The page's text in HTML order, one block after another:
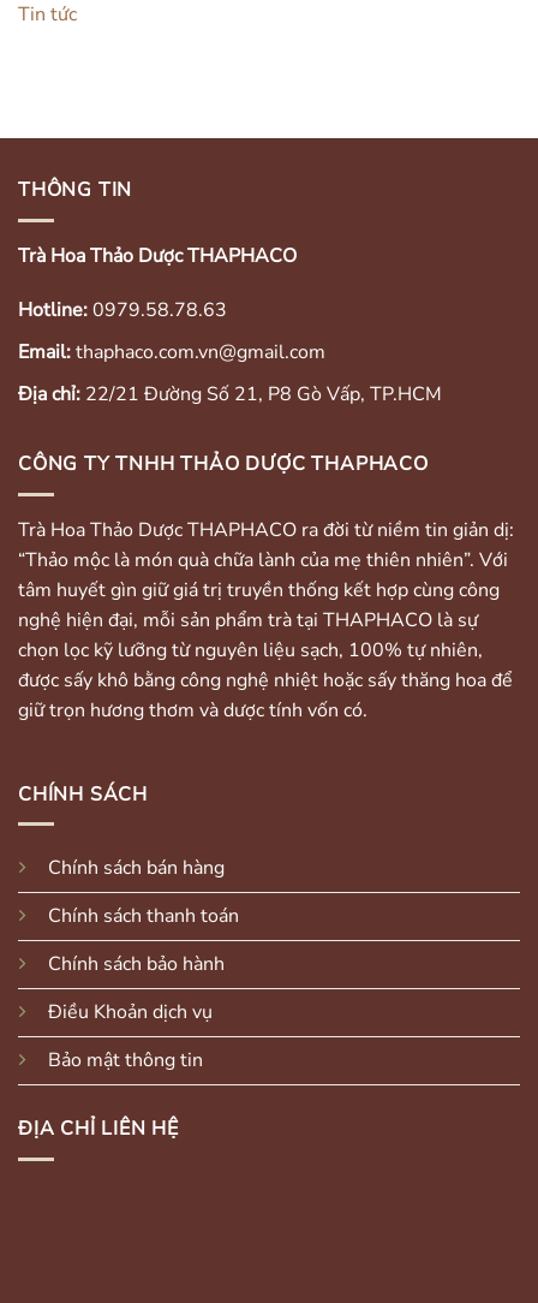
Tin tức
THÔNG TIN
Trà Hoa Thảo Dược THAPHACO
Hotline:0979.58.78.63
Email:thaphaco.com.vn@gmail.com
Địa chỉ: 22/21 Đường Số 21, P8 Gò Vấp, TP.HCM
CÔNG TY TNHH THẢO DƯỢC THAPHACO
Trà Hoa Thảo Dược THAPHACO ra đời từ niềm tin giản dị:
“Thảo mộc là món quà chữa lành của mẹ thiên nhiên”. Với
tâm huyết gìn giữ giá trị truyền thống kết hợp cùng công
nghệ hiện đại, mỗi sản phẩm trà tại THAPHACO là sự
chọn lọc kỹ lưỡng từ nguyên liệu sạch, 100% tự nhiên,
được sấy khô bằng công nghệ nhiệt hoặc sấy thăng hoa để
giữ trọn hương thơm và dược tính vốn có.
CHÍNH SÁCH
Chính sách bán hàng
Chính sách thanh toán
Chính sách bảo hành
Điều Khoản dịch vụ
Bảo mật thông tin
ĐỊA CHỈ LIÊN HỆ